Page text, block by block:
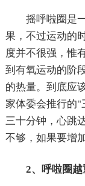
摇呼啦圈是
果，不过运动的
度并不很强，惟
到有氧运动的阶
的热量。到底应
家体委会推行的
三十分钟，心跳
不够，如果要增
2、呼啦圈越